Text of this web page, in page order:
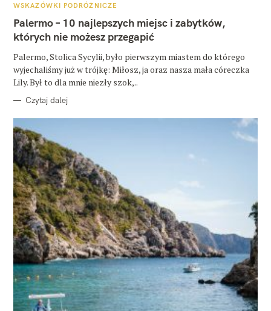
T
G
R
WSKAZÓWKI PODRÓŻNICZE
Palermo – 10 najlepszych miejsc i zabytków,
których nie możesz przegapić
Palermo, Stolica Sycylii, było pierwszym miastem do którego
wyjechaliśmy już w trójkę: Miłosz, ja oraz nasza mała córeczka
Lily. Był to dla mnie niezły szok,..
Czytaj dalej